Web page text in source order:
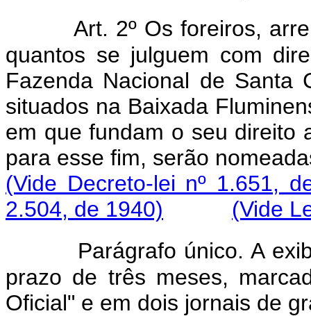
Art. 2º Os foreiros,
quantos se julguem com
Fazenda Nacional de Santa
situados na Baixada
em que fundam o seu direito
para esse fim, serão
(Vide Decreto-lei nº 1.651,
2.504, de 1940)
(Vide
Parágrafo único. A
prazo de três meses,
Oficial" e em dois jornais de